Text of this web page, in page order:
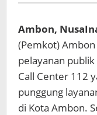
Ambon,
(Pemkot)
pelayanan
Call Center 112
punggung
di Kota Ambon.